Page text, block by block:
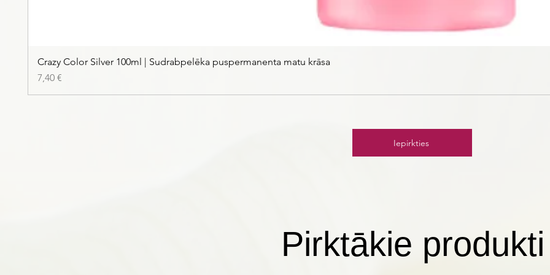
Crazy Color Silver 100ml | Sudrabpelēka puspermanenta matu krāsa
Cena
7,40 €
Iepirkties
Pirktākie produkti